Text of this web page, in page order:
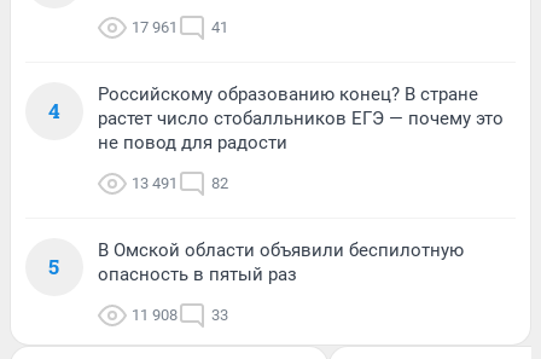
17 961 41
4
Российскому образованию конец? В стране
растет число стобалльников ЕГЭ — почему это
не повод для радости
13 491 82
5
В Омской области объявили беспилотную
опасность в пятый раз
11 908 33